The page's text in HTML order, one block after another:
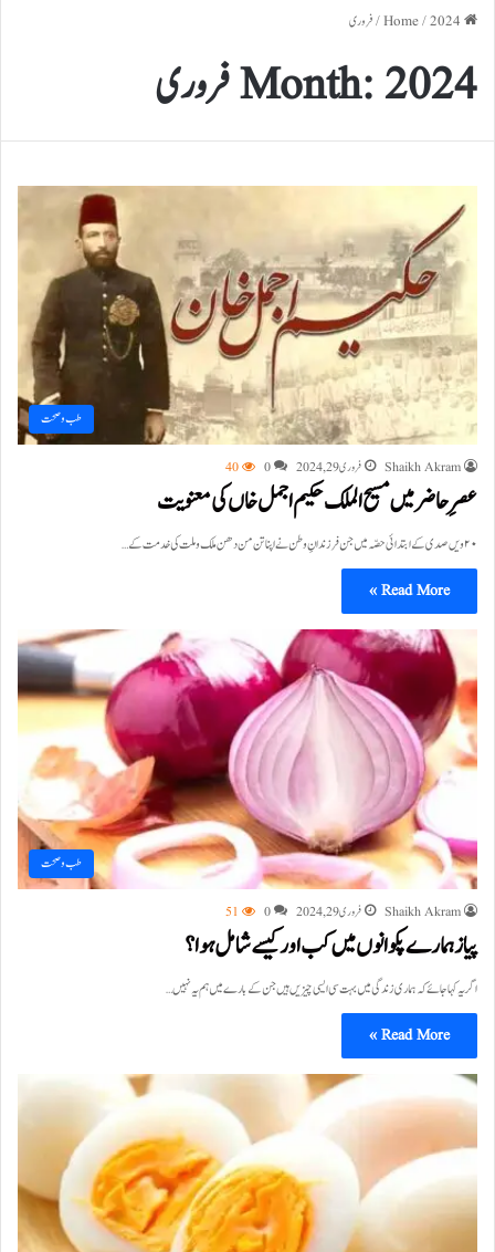
/2024
/فروری
Month:2024 فروری
طب و صحت
Shaikh Akram فروری 29, 2024 0
40
عصرِ حاضر میں مسیح الملک حکیم اجمل خاں کی معنویت
۲۰ویں صدی کے ابتدائی حصّہ میں جن فرزندانِ وطن نے اپنا تن من دھن ملک و ملت کی خدمت کے…
Read More »
طب و صحت
Shaikh Akram فروری 29, 2024 0
51
پیاز ہمارے پکوانوں میں کب اور کیسے شامل ہوا؟
اگر یہ کہا جائے کہ ہماری زندگی میں بہت سی ایسی چیزیں ہیں جن کے بارے میں ہم یہ نہیں…
Read More »